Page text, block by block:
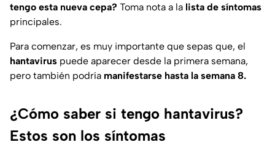
tengo esta nueva cepa? Toma nota a la lista de síntomas
principales.
Para comenzar, es muy importante que sepas que, el
hantavirus puede aparecer desde la primera semana,
pero también podría manifestarse hasta la semana 8.
¿Cómo saber si tengo hantavirus?
Estos son los síntomas